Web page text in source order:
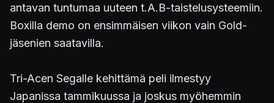
antavan tuntumaa uuteen t.A.B-taistelusysteemiin.
Boxilla demo on ensimmäisen viikon vain Gold-
jäsenien saatavilla.
Tri-Acen Segalle kehittämä peli ilmestyy
Japanissa tammikuussa ja joskus myöhemmin